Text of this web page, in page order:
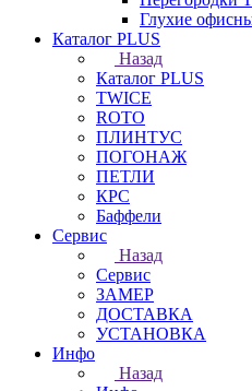
Глухие
Каталог PLUS
Назад
Каталог PLUS
TWICE
ROTO
ПЛИНТУС
ПОГОНАЖ
ПЕТЛИ
КРС
Баффели
Сервис
Назад
Сервис
ЗАМЕР
ДОСТАВКА
УСТАНОВКА
Инфо
Назад